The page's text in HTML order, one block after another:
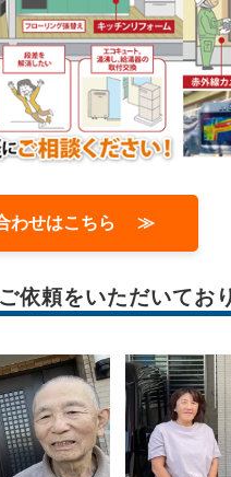
合わせはこちら ≫
ご依頼をいただいてお